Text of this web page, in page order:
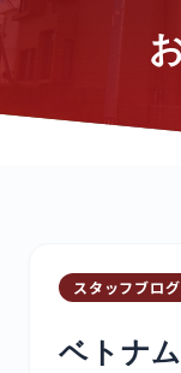
スタッフブログ
ベトナ